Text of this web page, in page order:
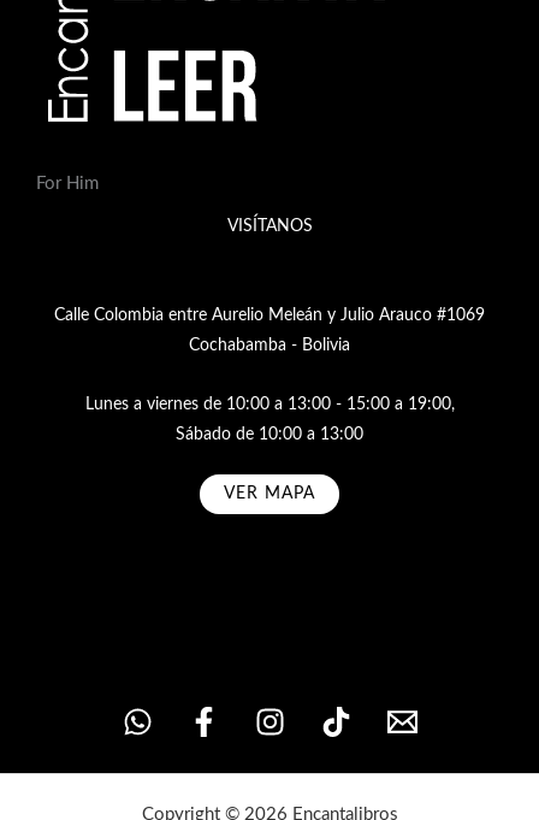
For Him
VISÍTANOS
Calle Colombia entre Aurelio Meleán y Julio Arauco #1069
Cochabamba - Bolivia
Lunes a viernes de 10:00 a 13:00 - 15:00 a 19:00,
Sábado de 10:00 a 13:00
VER MAPA
Copyright © 2026 Encantalibros